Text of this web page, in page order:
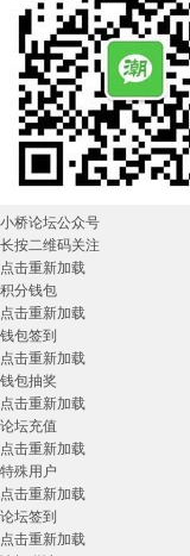
小桥论坛公众号
长按二维码关注
点击重新加载
积分钱包
点击重新加载
钱包签到
点击重新加载
钱包抽奖
点击重新加载
论坛充值
点击重新加载
特殊用户
点击重新加载
论坛签到
点击重新加载